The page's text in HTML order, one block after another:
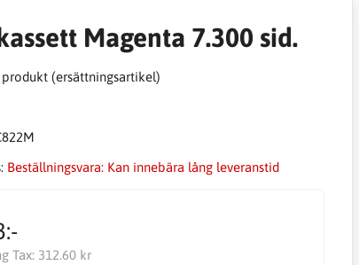
Magenta 7.300 sid.
(ersättningsartikel)
Beställningsvara: Kan innebära lång leveranstid
Tax: 312.60 kr